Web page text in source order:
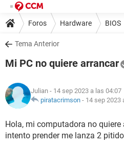
Foros Hardware BIOS
Tema Anterior
Mi PC no quiere arrancar
Julian - 14 sep 2023 a las 04:07
piratacrimson - 14 sep 2023
Hola, mi computadora no quiere
intento prender me lanza 2